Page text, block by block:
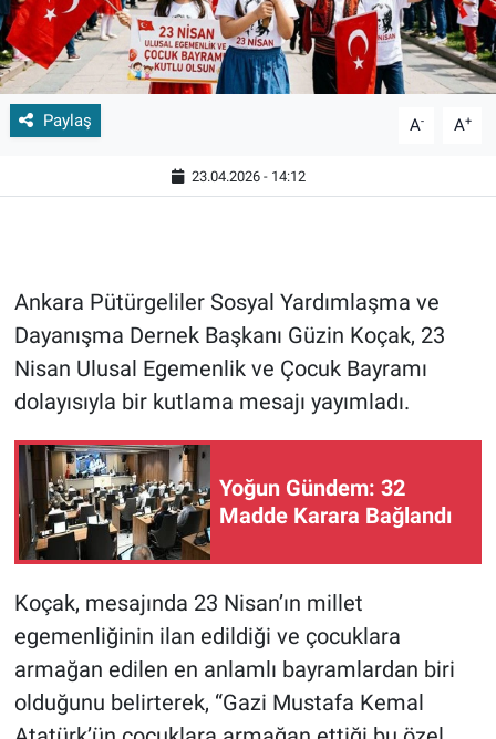
Paylaş A- A+
23.04.2026 - 14:12
Ankara Pütürgeliler Sosyal Yardımlaşma ve
Dayanışma Dernek Başkanı Güzin Koçak, 23
Nisan Ulusal Egemenlik ve Çocuk Bayramı
dolayısıyla bir kutlama mesajı yayımladı.
Yoğun Gündem: 32
Madde Karara Bağlandı
Koçak, mesajında 23 Nisan’ın millet
egemenliğinin ilan edildiği ve çocuklara
armağan edilen en anlamlı bayramlardan biri
olduğunu belirterek, “Gazi Mustafa Kemal